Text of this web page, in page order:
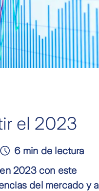
el 2023
6 min de lectura
2023 con este
del mercado y a